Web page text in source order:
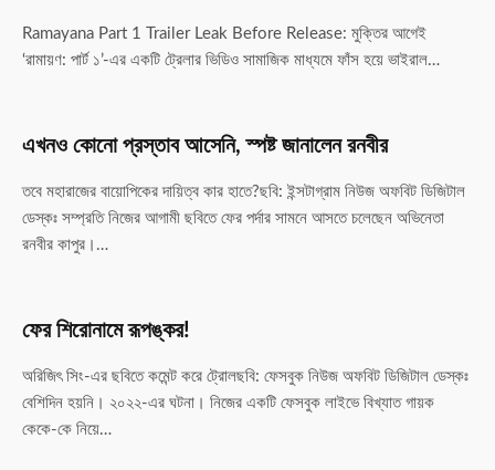
Ramayana Part 1 Trailer Leak Before Release: মুক্তির আগেই
‘রামায়ণ: পার্ট ১’-এর একটি ট্রেলার ভিডিও সামাজিক মাধ্যমে ফাঁস হয়ে ভাইরাল…
এখনও কোনো প্রস্তাব আসেনি, স্পষ্ট জানালেন রনবীর
তবে মহারাজের বায়োপিকের দায়িত্ব কার হাতে?ছবি: ইন্সটাগ্রাম নিউজ অফবিট ডিজিটাল
ডেস্কঃ সম্প্রতি নিজের আগামী ছবিতে ফের পর্দার সামনে আসতে চলেছেন অভিনেতা
রনবীর কাপুর।…
ফের শিরোনামে রূপঙ্কর!
অরিজিৎ সিং-এর ছবিতে কমেন্ট করে ট্রোলছবি: ফেসবুক নিউজ অফবিট ডিজিটাল ডেস্কঃ
বেশিদিন হয়নি। ২০২২-এর ঘটনা। নিজের একটি ফেসবুক লাইভে বিখ্যাত গায়ক
কেকে-কে নিয়ে…